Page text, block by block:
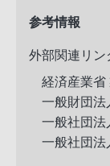
参考情報
外部関連リン
経済産業省
一般財団法
一般社団法
一般社団法